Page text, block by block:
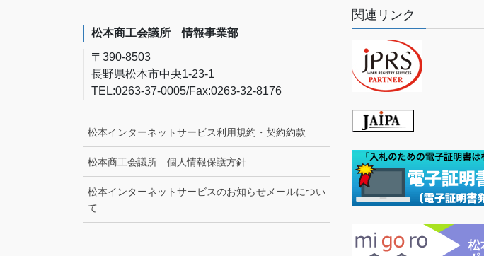
松本商工会議所 情報事業部
〒390-8503
長野県松本市中央1-23-1
TEL:0263-37-0005/Fax:0263-32-8176
松本インターネットサービス利用規約・契約約款
松本商工会議所 個人情報保護方針
松本インターネットサービスのお知らせメールについ
て
関連リンク